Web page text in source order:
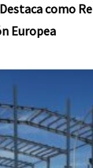
como
Europea